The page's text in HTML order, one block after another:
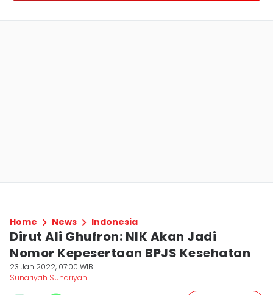
Home News Indonesia
Dirut Ali Ghufron: NIK Akan Jadi
Nomor Kepesertaan BPJS Kesehatan
23 Jan 2022, 07:00 WIB
Sunariyah Sunariyah